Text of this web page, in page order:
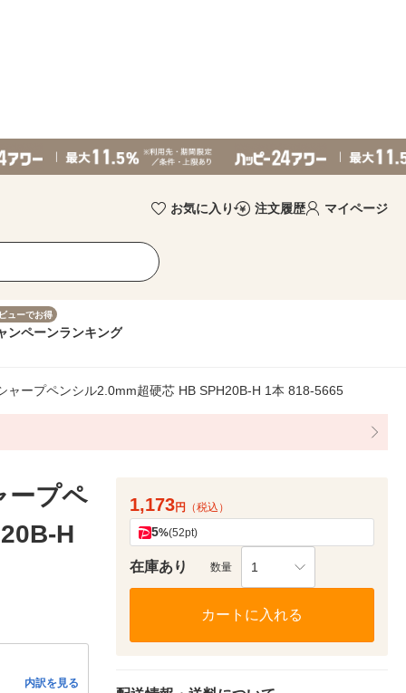
お気に入り 注文履歴 マイページ
ューでお得
ンペーンランキング
ャープペンシル2.0mm超硬芯 HB SPH20B-H 1本 818-5665
ープペ
H
内訳を見る
1,173円 （税込）
5%(52pt)
在庫あり 数量 1
カートに入れる